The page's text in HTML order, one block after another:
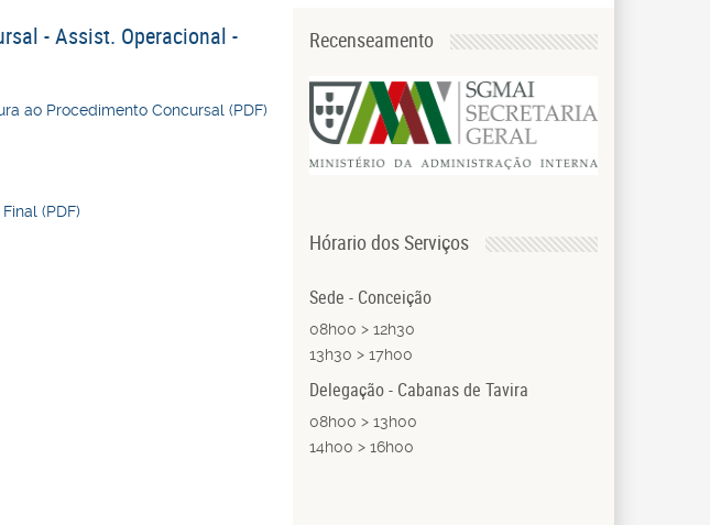
- Assist. Operacional -
ao Procedimento Concursal (PDF)
(PDF)
Recenseamento
Hórario dos Serviços
Sede - Conceição
08h00 > 12h30
13h30 > 17h00
Delegação - Cabanas de Tavira
08h00 > 13h00
14h00 > 16h00